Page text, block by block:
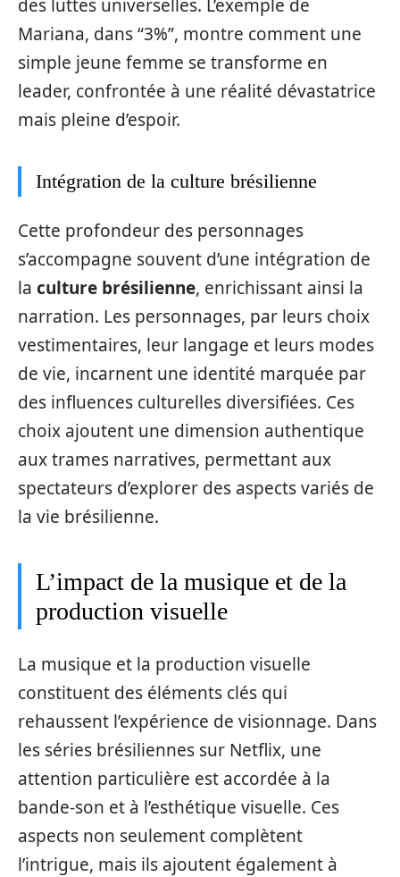
des luttes universelles. L’exemple de
Mariana, dans “3%”, montre comment une
simple jeune femme se transforme en
leader, confrontée à une réalité dévastatrice
mais pleine d’espoir.
Intégration de la culture brésilienne
Cette profondeur des personnages
s’accompagne souvent d’une intégration de
la culture brésilienne, enrichissant ainsi la
narration. Les personnages, par leurs choix
vestimentaires, leur langage et leurs modes
de vie, incarnent une identité marquée par
des influences culturelles diversifiées. Ces
choix ajoutent une dimension authentique
aux trames narratives, permettant aux
spectateurs d’explorer des aspects variés de
la vie brésilienne.
L’impact de la musique et de la
production visuelle
La musique et la production visuelle
constituent des éléments clés qui
rehaussent l’expérience de visionnage. Dans
les séries brésiliennes sur Netflix, une
attention particulière est accordée à la
bande-son et à l’esthétique visuelle. Ces
aspects non seulement complètent
l’intrigue, mais ils ajoutent également à